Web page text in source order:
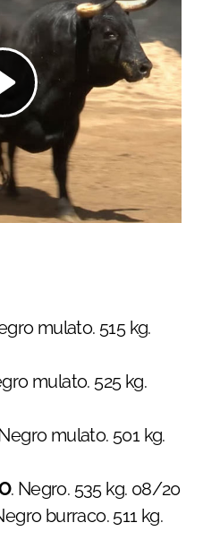
mulato. 515 kg.
mulato. 525 kg.
mulato. 501 kg.
. Negro. 535 kg. 08/20
burraco. 511 kg.